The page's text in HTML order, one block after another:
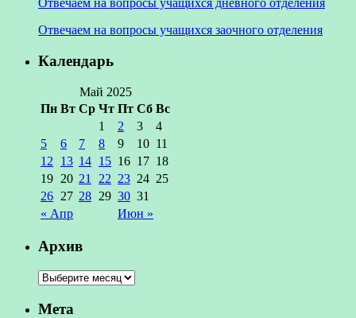
Отвечаем на вопросы учащихся дневного отделения
Отвечаем на вопросы учащихся заочного отделения
Календарь
Май 2025
Пн Вт Ср Чт Пт Сб Вс
« Апр Июн »
1 2 3
4
5
6 7 8 9 10 11
12
13 14 15 16 17 18
19 20 21 22 23 24 25
26 27 28 29 30 31
Архив
Мета